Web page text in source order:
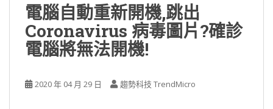
電腦自動重新開機,跳出
Coronavirus 病毒圖片?確診
電腦將無法開機!
2020 年 04 月 29 日 趨勢科技 TrendMicro